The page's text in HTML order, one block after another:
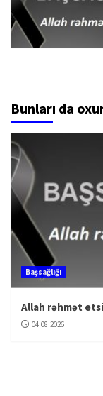
Bunları da
Başsağlığı
Allah rəhmət
04.08.2026